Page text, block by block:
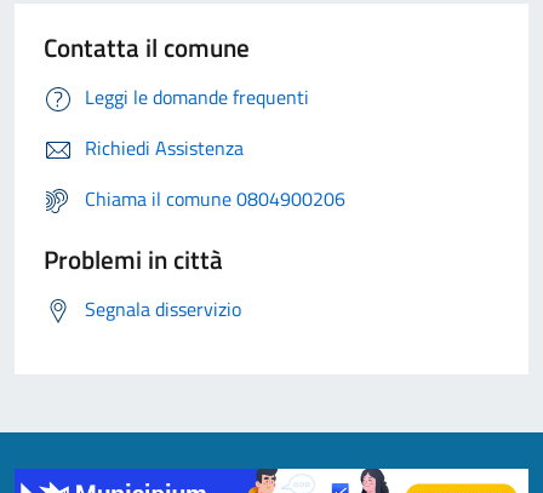
Contatta il comune
Leggi le domande frequenti
Richiedi Assistenza
Chiama il comune 0804900206
Problemi in città
Segnala disservizio